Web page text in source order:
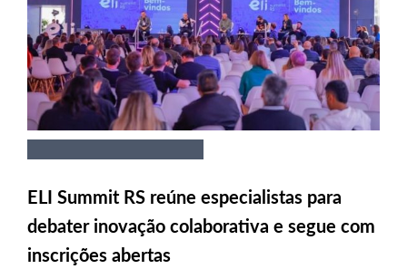
ELI Summit RS reúne especialistas para
debater inovação colaborativa e segue com
inscrições abertas